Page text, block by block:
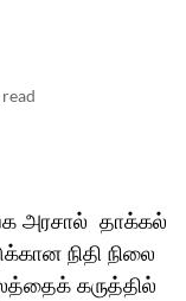
அரசால் தாக்கல்
நிதி நிலை
கருத்தில்